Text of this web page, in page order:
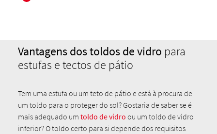
Vantagens dos toldos de vidro para
estufas e tectos de pátio
Tem uma estufa ou um teto de pátio e está à procura de
um toldo para o proteger do sol? Gostaria de saber se é
mais adequado umtoldo de vidro ou um toldo de vidro
inferior? O toldo certo para si depende dos requisitos